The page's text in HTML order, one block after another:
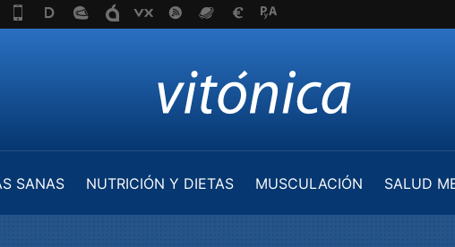
SANAS NUTRICIÓN Y DIETAS MUSCULACIÓN
SALUD